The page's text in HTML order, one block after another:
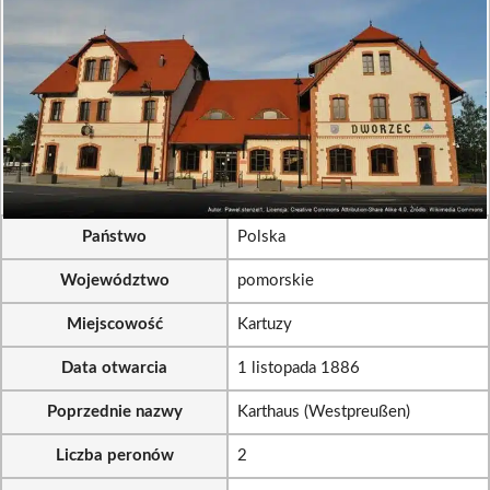
Państwo Polska
Województwo pomorskie
Miejscowość Kartuzy
Data otwarcia 1 listopada 1886
Poprzednie nazwy Karthaus (Westpreußen)
Liczba peronów 2